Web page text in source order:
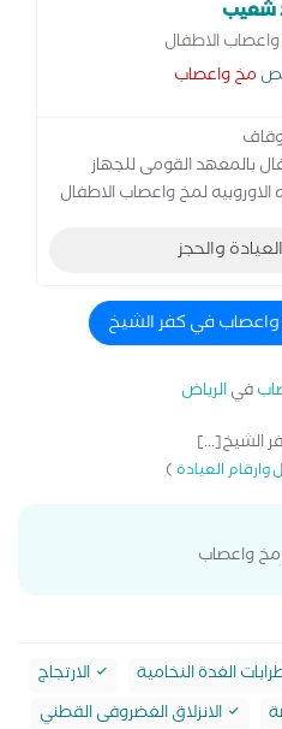
شعيب
الاطفال
مخ واعصاب
بالمعهد القومى للجهاز
لمخ واعصاب الاطفال
والحجز
واعصاب في كفر الشيخ
فيالرياض
الشيخ[...]
العيادة)
مخ واعصاب
الغدة النخامية
الارتجاج
الانزلاق الغضروفى القطني